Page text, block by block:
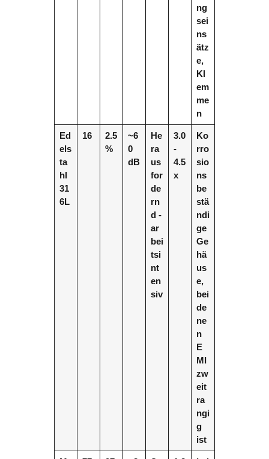
ng
sei
ns
ätz
e,
Kl
em
me
n
Ed
els
ta
hl
31
6L
16
2.5
%
~6
0
dB
He
ra
us
for
de
rn
d -
ar
bei
tsi
nt
en
siv
3.0
-
4.5
x
Ko
rro
sio
ns
be
stä
ndi
ge
Ge
hä
us
e,
bei
de
ne
n
E
MI
zw
eit
ra
ngi
g
ist